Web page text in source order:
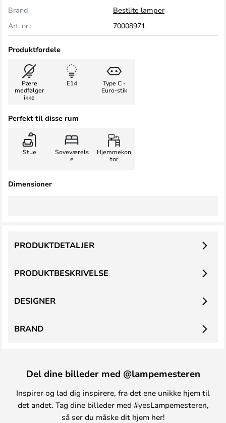
Brand
Bestlite lamper
Art. nr.:
70008971
Produktfordele
Pære
medfølger
ikke
E14
Type C -
Euro-stik
Perfekt til disse rum
Stue
Soveværels
e
Hjemmekon
tor
Dimensioner
PRODUKTBESKRIVELSE
PRODUKTDETALJER
DESIGNER
BRAND
Del dine billeder med @lampemesteren
Inspirer og lad dig inspirere, fra det ene unikke hjem til
det andet. Tag dine billeder med #yesLampemesteren,
så ser du måske dit hjem her!